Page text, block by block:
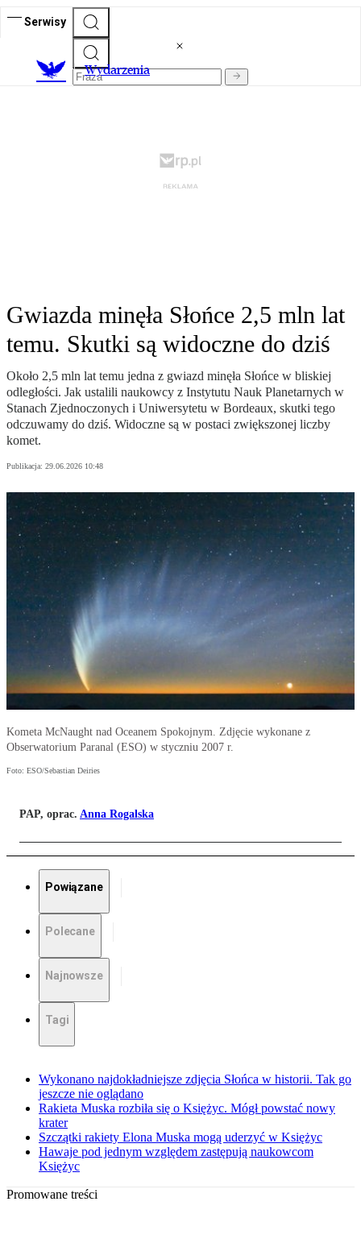
Serwisy
Wydarzenia
Gwiazda minęła Słońce 2,5 mln lat
temu. Skutki są widoczne do dziś
Około 2,5 mln lat temu jedna z gwiazd minęła Słońce w bliskiej
odległości. Jak ustalili naukowcy z Instytutu Nauk Planetarnych w
Stanach Zjednoczonych i Uniwersytetu w Bordeaux, skutki tego
odczuwamy do dziś. Widoczne są w postaci zwiększonej liczby
komet.
Publikacja: 29.06.2026 10:48
Kometa McNaught nad Oceanem Spokojnym. Zdjęcie wykonane z
Obserwatorium Paranal (ESO) w styczniu 2007 r.
Foto: ESO/Sebastian Deiries
PAP, oprac. Anna Rogalska
Powiązane
Polecane
Najnowsze
Tagi
Wykonano najdokładniejsze zdjęcia Słońca w historii. Tak go
jeszcze nie oglądano
Rakieta Muska rozbiła się o Księżyc. Mógł powstać nowy
krater
Szczątki rakiety Elona Muska mogą uderzyć w Księżyc
Hawaje pod jednym względem zastępują naukowcom
Księżyc
Promowane treści